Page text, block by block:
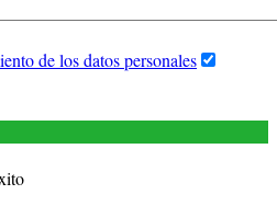
de los datos personales